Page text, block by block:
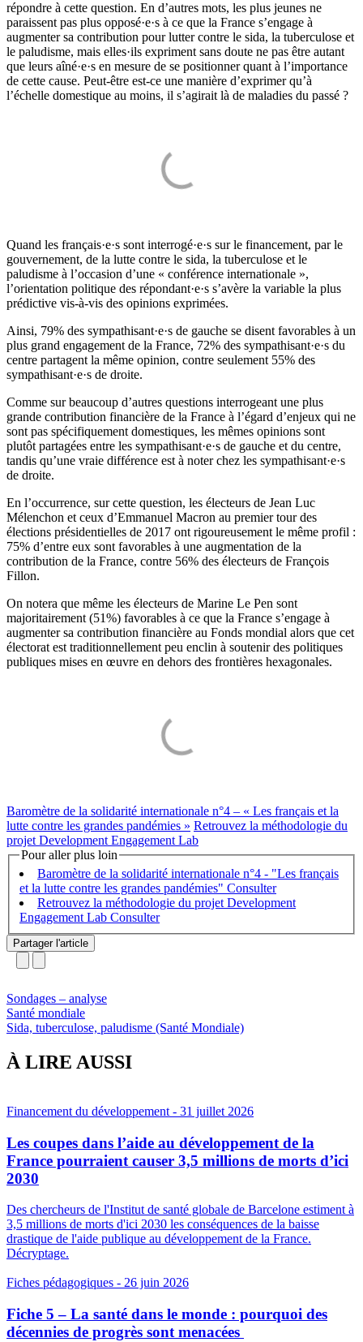
répondre à cette question. En d’autres mots, les plus jeunes ne
paraissent pas plus opposé·e·s à ce que la France s’engage à
augmenter sa contribution pour lutter contre le sida, la tuberculose et
le paludisme, mais elles·ils expriment sans doute ne pas être autant
que leurs aîné·e·s en mesure de se positionner quant à l’importance
de cette cause. Peut-être est-ce une manière d’exprimer qu’à
l’échelle domestique au moins, il s’agirait là de maladies du passé ?
Quand les français·e·s sont interrogé·e·s sur le financement, par le
gouvernement, de la lutte contre le sida, la tuberculose et le
paludisme à l’occasion d’une « conférence internationale »,
l’orientation politique des répondant·e·s s’avère la variable la plus
prédictive vis-à-vis des opinions exprimées.
Ainsi, 79% des sympathisant·e·s de gauche se disent favorables à un
plus grand engagement de la France, 72% des sympathisant·e·s du
centre partagent la même opinion, contre seulement 55% des
sympathisant·e·s de droite.
Comme sur beaucoup d’autres questions interrogeant une plus
grande contribution financière de la France à l’égard d’enjeux qui ne
sont pas spécifiquement domestiques, les mêmes opinions sont
plutôt partagées entre les sympathisant·e·s de gauche et du centre,
tandis qu’une vraie différence est à noter chez les sympathisant·e·s
de droite.
En l’occurrence, sur cette question, les électeurs de Jean Luc
Mélenchon et ceux d’Emmanuel Macron au premier tour des
élections présidentielles de 2017 ont rigoureusement le même profil :
75% d’entre eux sont favorables à une augmentation de la
contribution de la France, contre 56% des électeurs de François
Fillon.
On notera que même les électeurs de Marine Le Pen sont
majoritairement (51%) favorables à ce que la France s’engage à
augmenter sa contribution financière au Fonds mondial alors que cet
électorat est traditionnellement peu enclin à soutenir des politiques
publiques mises en œuvre en dehors des frontières hexagonales.
Baromètre de la solidarité internationale n°4 – « Les français et la
lutte contre les grandes pandémies » Retrouvez la méthodologie du
projet Development Engagement Lab
Pour aller plus loin
Baromètre de la solidarité internationale n°4 - "Les français
et la lutte contre les grandes pandémies"
Retrouvez la méthodologie du projet Development
Engagement Lab
Partager l'article
Sondages – analyse
Santé mondiale
Sida, tuberculose, paludisme (Santé Mondiale)
À LIRE AUSSI
Financement du développement - 31 juillet 2026
Les coupes dans l’aide au développement de la
France pourraient causer 3,5 millions de morts d’ici
2030
Des chercheurs de l'Institut de santé globale de Barcelone estiment à
3,5 millions de morts d'ici 2030 les conséquences de la baisse
drastique de l'aide publique au développement de la France.
Décryptage.
Fiches pédagogiques - 26 juin 2026
Fiche 5 – La santé dans le monde : pourquoi des
décennies de progrès sont menacées